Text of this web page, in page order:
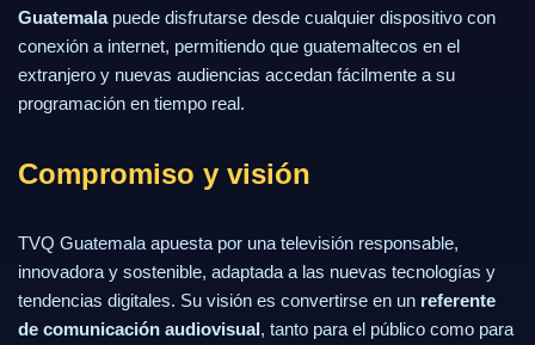
Guatemalapuede disfrutarse desde cualquier dispositivo con
conexión a internet, permitiendo que guatemaltecos en el
extranjero y nuevas audiencias accedan fácilmente a su
programación en tiempo real.
Compromiso y visión
TVQ Guatemala apuesta por una televisión responsable,
innovadora y sostenible, adaptada a las nuevas tecnologías y
tendencias digitales. Su visión es convertirse en un referente
de comunicación audiovisual, tanto para el público como para